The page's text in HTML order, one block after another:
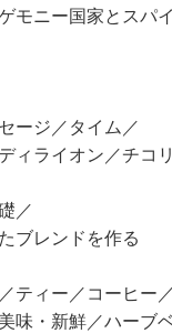
ニー国家とスパ
ジ／タイム／
ライオン／チコリ
／
レンドを作る
ィー／コーヒー／
・新鮮／ハーブベ